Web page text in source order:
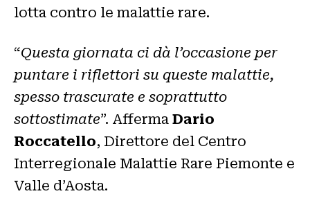
lotta contro le malattie rare.
“Questa giornata ci dà l’occasione per
puntare i riflettori su queste malattie,
spesso trascurate e soprattutto
sottostimate”. Afferma Dario
Roccatello, Direttore del Centro
Interregionale Malattie Rare Piemonte e
Valle d’Aosta.